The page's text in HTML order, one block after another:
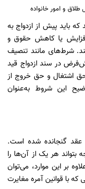
و امور خانواده
باید پیش از ازدواج به
یا کاهش حقوق و
شرط‌های مانند تنصیف
در سند ازدواج قید
اشتغال و حق خروج از
این شروط به‌عنوان
ضمن عقد گنجانده شده است.
بتواند هر یک از آن‌ها را
بر این موارد، می‌توان
با قوانین آمره مغایرت